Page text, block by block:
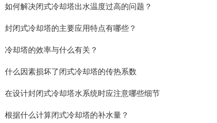
如何解决闭式冷却塔出水温度过高的问题？
封闭式冷却塔的主要应用特点有哪些？
冷却塔的效率与什么有关？
什么因素损坏了闭式冷却塔的传热系数
在设计封闭式冷却塔水系统时应注意哪些细节
根据什么计算闭式冷却塔的补水量？